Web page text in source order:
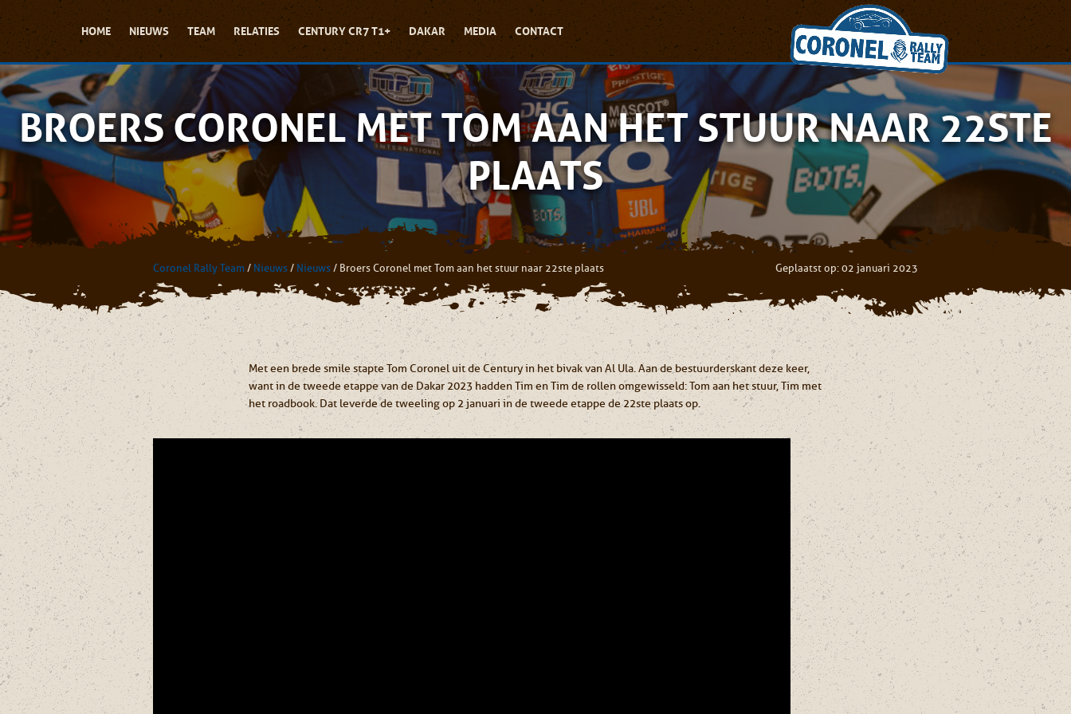
HOME NIEUWS TEAM RELATIES CENTURY CR7 T1+ DAKAR MEDIA CONTACT
BROERS CORONEL MET TOM AAN HET STUUR NAAR 22STE
PLAATS
Coronel Rally Team / Nieuws / Nieuws / Broers Coronel met Tom aan het stuur naar 22ste plaats Geplaatst op: 02 januari 2023
Met een brede smile stapte Tom Coronel uit de Century in het bivak van Al Ula. Aan de bestuurderskant deze keer,
want in de tweede etappe van de Dakar 2023 hadden Tim en Tim de rollen omgewisseld: Tom aan het stuur, Tim met
het roadbook. Dat leverde de tweeling op 2 januari in de tweede etappe de 22ste plaats op.